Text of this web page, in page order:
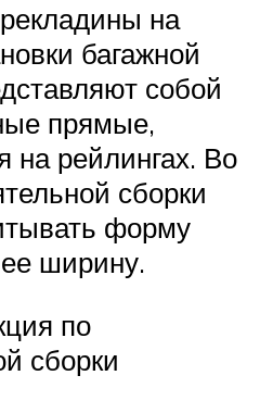
на
багажной
собой
прямые,
рейлингах. Во
сборки
форму
ширину.
по
сборки